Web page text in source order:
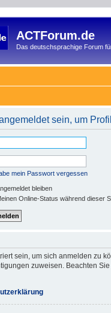
ACTForum.de
Das deutschsprachige Forum
sein, um
mein Passwort vergessen
bleiben
Online-Status während dieser
sein, um sich anmelden zu
zuweisen. Beachten